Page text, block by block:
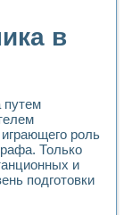
анализа в
-
газовых
для
для
диагностики
свойств
и развития
в
роль
Только
и
подготовки